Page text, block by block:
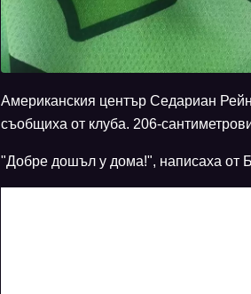
Американския център Седариан
съобщиха от клуба. 206-
"Добре дошъл у дома!", написаха от